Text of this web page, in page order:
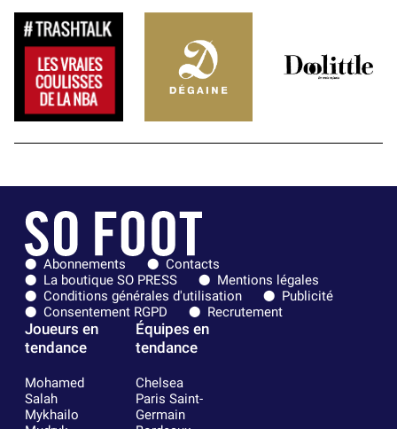
Abonnements
Contacts
La boutique SO PRESS
Mentions légales
Conditions générales d'utilisation
Publicité
Consentement RGPD
Recrutement
Joueurs en
tendance
Mohamed
Salah
Mykhailo
Équipes en
tendance
Chelsea
Paris Saint-
Germain